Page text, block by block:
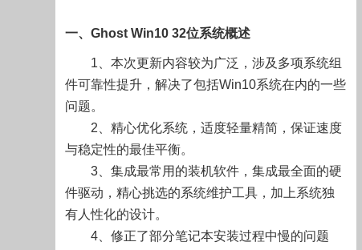
一、Ghost Win10 32位系统概述
1、本次更新内容较为广泛，涉及多项系统组
件可靠性提升，解决了包括Win10系统在内的一些
问题。
2、精心优化系统，适度轻量精简，保证速度
与稳定性的最佳平衡。
3、集成最常用的装机软件，集成最全面的硬
件驱动，精心挑选的系统维护工具，加上系统独
有人性化的设计。
4、修正了部分笔记本安装过程中慢的问题